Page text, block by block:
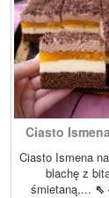
Ciasto
Ciasto Ismena
blachę z
śmietaną,... ⇖